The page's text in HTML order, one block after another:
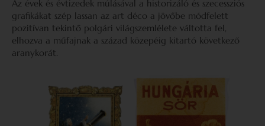
Az évek és évtizedek múlásával a historizáló és szecessziós
grafikákat szép lassan az art déco a jövőbe módfelett
pozitívan tekintő polgári világszemlélete váltotta fel,
elhozva a műfajnak a század közepéig kitartó következő
aranykorát.